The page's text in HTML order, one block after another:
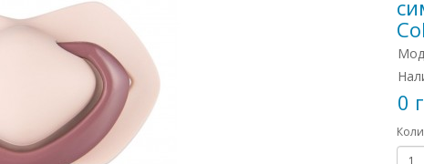
0